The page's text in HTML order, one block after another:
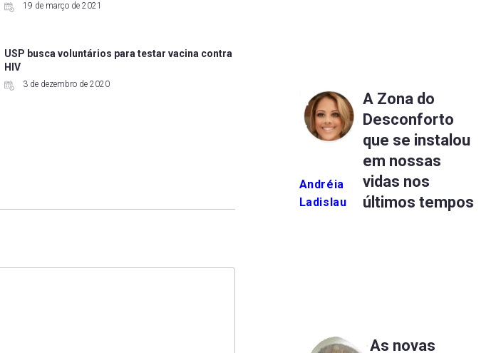
19 de março de 2021
USP busca voluntários para testar vacina contra
HIV
3 de dezembro de 2020
Andréia
Ladislau
A Zona do
Desconforto
que se instalou
em nossas
vidas nos
últimos tempos
As novas